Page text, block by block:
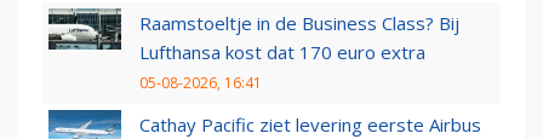
Raamstoeltje in de Business Class? Bij
Lufthansa kost dat 170 euro extra
05-08-2026, 16:41
Cathay Pacific ziet levering eerste Airbus